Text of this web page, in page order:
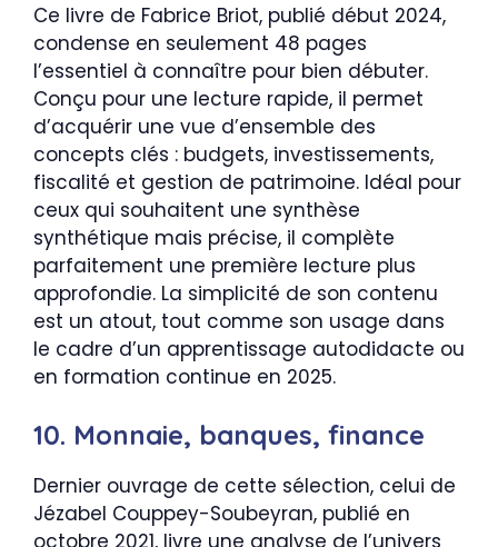
Ce livre de Fabrice Briot, publié début 2024,
condense en seulement 48 pages
l’essentiel à connaître pour bien débuter.
Conçu pour une lecture rapide, il permet
d’acquérir une vue d’ensemble des
concepts clés : budgets, investissements,
fiscalité et gestion de patrimoine. Idéal pour
ceux qui souhaitent une synthèse
synthétique mais précise, il complète
parfaitement une première lecture plus
approfondie. La simplicité de son contenu
est un atout, tout comme son usage dans
le cadre d’un apprentissage autodidacte ou
en formation continue en 2025.
10. Monnaie, banques, finance
Dernier ouvrage de cette sélection, celui de
Jézabel Couppey-Soubeyran, publié en
octobre 2021, livre une analyse de l’univers